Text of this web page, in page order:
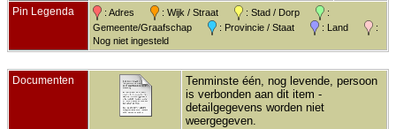
Pin Legenda : Adres : Wijk / Straat : Stad / Dorp
:
Gemeente/Graafschap
: Provincie / Staat : Land
:
Nog niet ingesteld
Documenten
Tenminste één, nog levende, persoon
is verbonden aan dit item -
detailgegevens worden niet
weergegeven.